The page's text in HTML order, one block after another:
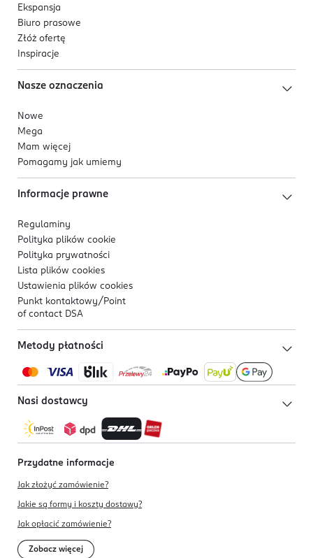
Ekspansja
Biuro prasowe
Złóż ofertę
Inspiracje
Nasze oznaczenia
Nowe
Mega
Mam więcej
Pomagamy jak umiemy
Informacje prawne
Regulaminy
Polityka plików cookie
Polityka prywatności
Lista plików cookies
Ustawienia plików cookies
Punkt kontaktowy/ Point
of contact DSA
Metody płatności
Nasi dostawcy
Przydatne informacje
Jak złożyć zamówienie?
Jakie są formy i koszty dostawy?
Jak opłacić zamówienie?
Zobacz więcej